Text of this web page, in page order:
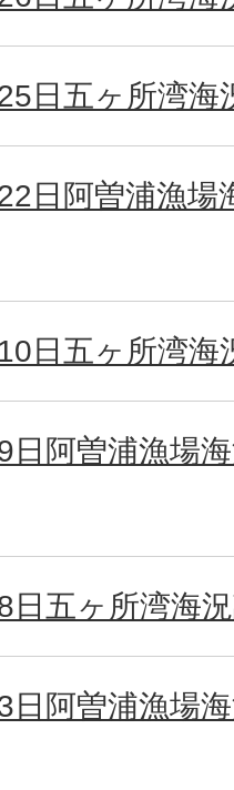
日五ヶ所湾海
日阿曽浦漁場
日五ヶ所湾海
日阿曽浦漁場
日五ヶ所湾海
日阿曽浦漁場